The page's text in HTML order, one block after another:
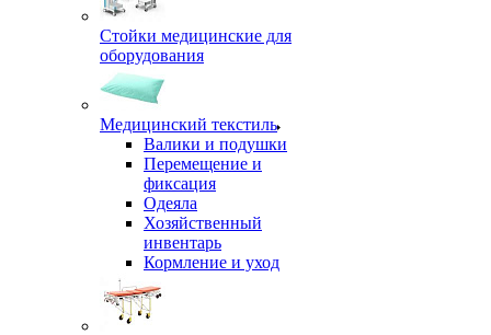
Стойки медицинские для
оборудования
Медицинский текстиль
Валики и подушки
Перемещение и
фиксация
Одеяла
Хозяйственный
инвентарь
Кормление и уход